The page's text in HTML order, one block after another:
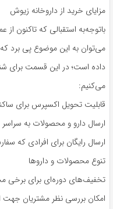
مزایای خرید از داروخانه زیوش
باتوجه‌به استقبالی که تاکنون
می‌توان به این موضوع پی برد که
داده است؛ در این قسمت برای
می‌کنیم:
قابلیت تحویل اکسپرس برای
ارسال دارو و محصولات به
ارسال رایگان برای افرادی که سفارش بالای ۶۰۰
تنوع محصولات و داروها
تخفیف‌های دوره‌ای برای برخی
امکان بررسی نظر مشتریان جهت